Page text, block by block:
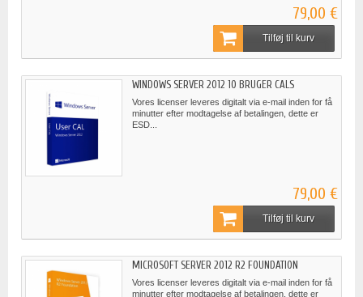
79,00 €
Tilføj til kurv
WINDOWS SERVER 2012 10 BRUGER CALS
Vores licenser leveres digitalt via e-mail inden for få
minutter efter modtagelse af betalingen, dette er
ESD...
79,00 €
Tilføj til kurv
MICROSOFT SERVER 2012 R2 FOUNDATION
Vores licenser leveres digitalt via e-mail inden for få
minutter efter modtagelse af betalingen, dette er